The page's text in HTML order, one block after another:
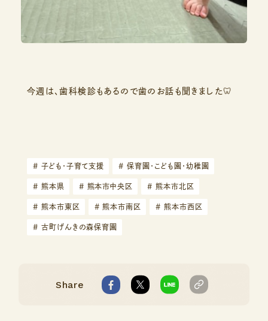
今週は、歯科検診もあるので歯のお話も聞きました🦷
# 子ども・子育て支援 # 保育園・こども園・幼稚園
# 熊本県 # 熊本市中央区 # 熊本市北区
# 熊本市東区 # 熊本市南区 # 熊本市西区
# 古町げんきの森保育園
Share